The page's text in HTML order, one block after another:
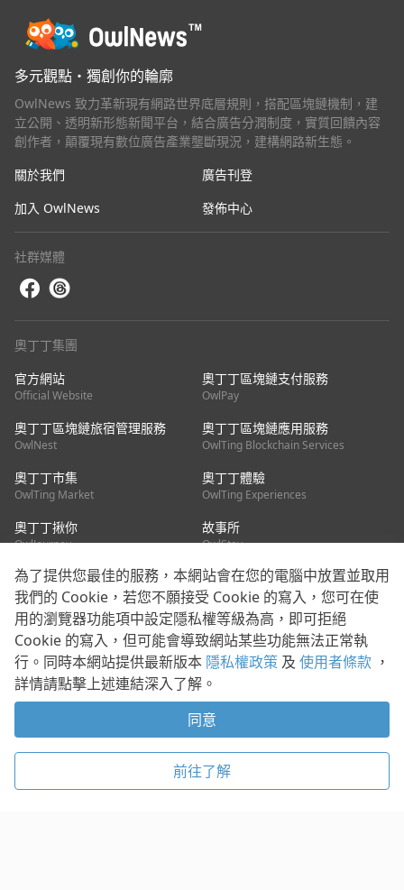
多元觀點・獨創你的輪廓
OwlNews 致力革新現有網路世界底層規則，搭配區塊鏈機制，建
立公開、透明新形態新聞平台，結合廣告分潤制度，實質回饋內容
創作者，顛覆現有數位廣告產業壟斷現況，建構網路新生態。
關於我們
廣告刊登
加入 OwlNews
發佈中心
社群媒體
奧丁丁集團
官方網站
Official Website
奧丁丁區塊鏈支付服務
OwlPay
奧丁丁區塊鏈旅宿管理服務
OwlNest
奧丁丁區塊鏈應用服務
OwlTing Blockchain Services
奧丁丁市集
OwlTing Market
奧丁丁體驗
OwlTing Experiences
奧丁丁揪你
OwlJourney
故事所
OwlStay
聯絡我們
客服信箱：mediapartner@owlting.com
服務信箱 / 廣告洽詢：info_owlnews@owlting.com
媒體合作 / 新聞稿提供：mediapartner@owlting.com
本平台之內容符合第三方智慧財產權規範，若有疑慮歡迎來信告
使用者條款 隱私權政策 Cookie 政策
為了提供您最佳的服務，本網站會在您的電腦中放置並取用
我們的 Cookie，若您不願接受 Cookie 的寫入，您可在使
用的瀏覽器功能項中設定隱私權等級為高，即可拒絕
Cookie 的寫入，但可能會導致網站某些功能無法正常執
行。同時本網站提供最新版本 隱私權政策 及 使用者條款 ，
詳情請點擊上述連結深入了解。
同意
前往了解